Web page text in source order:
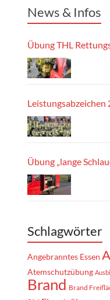
News & Infos
Übung THL
Übung „lange
Schlagwörter
Angebranntes Essen
Atemschutzübung
Brand Brand